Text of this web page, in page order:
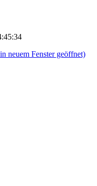
neuem Fenster geöffnet)